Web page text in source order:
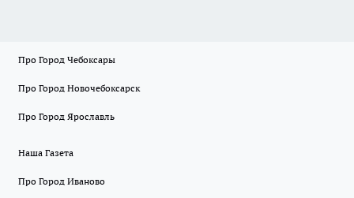
Про Город Чебоксары
Про Город Новочебоксарск
Про Город Ярославль
Наша Газета
Про Город Иваново